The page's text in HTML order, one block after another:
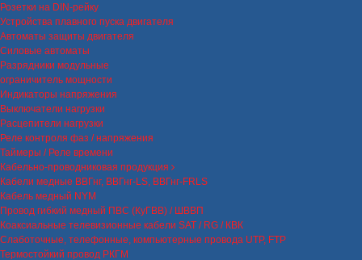
Розетки на DIN-рейку
Устройства плавного пуска двигателя
Автоматы защиты двигателя
Силовые автоматы
Разрядники модульные
ограничитель мощности
Индикаторы напряжения
Выключатели нагрузки
Расцепители нагрузки
Реле контроля фаз / напряжения
Таймеры / Реле времени
Кабельно-проводниковая продукция
Кабели медные ВВГнг, ВВГнг-LS, ВВГнг-FRLS
Кабель медный NYM
Провод гибкий медный ПВС (КуГВВ) / ШВВП
Коаксиальные телевизионные кабели SAT / RG / КВК
Слаботочные, телефонные, компьютерные провода UTP, FTP
Термостойкий провод РКГМ